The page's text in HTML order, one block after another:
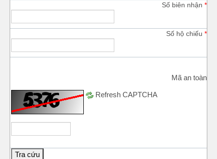
Số biên nhận *
Số hộ chiếu *
Mã an toàn
Refresh CAPTCHA